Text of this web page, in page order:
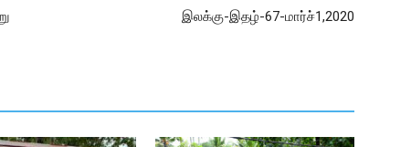
இலக்கு-இதழ்-67-மார்ச்1,2020